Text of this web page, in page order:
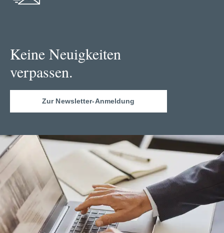
Keine Neuigkeiten
verpassen.
Zur Newsletter-Anmeldung